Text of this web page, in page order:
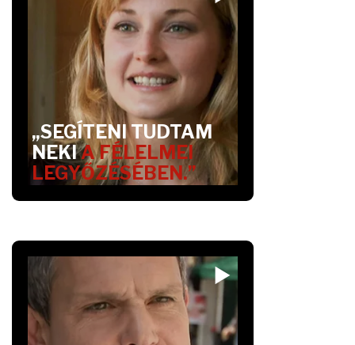
„SEGÍTENI TUDTAM
NEKIA FÉLELMEI
LEGYŐZÉSÉBEN.”